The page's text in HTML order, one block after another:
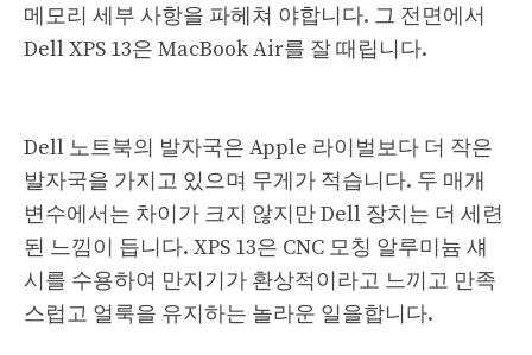
메모리 세부 사항을 파헤쳐 야합니다. 그 전면에서
Dell XPS 13은 MacBook Air를 잘 때립니다.
Dell 노트북의 발자국은 Apple 라이벌보다 더 작은
발자국을 가지고 있으며 무게가 적습니다. 두 매개
변수에서는 차이가 크지 않지만 Dell 장치는 더 세련
된 느낌이 듭니다. XPS 13은 CNC 모칭 알루미늄 섀
시를 수용하여 만지기가 환상적이라고 느끼고 만족
스럽고 얼룩을 유지하는 놀라운 일을합니다.